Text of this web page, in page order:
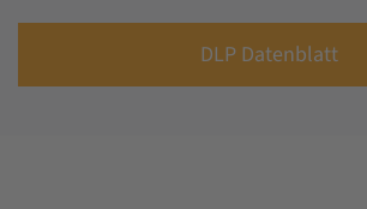
DLP Datenblatt